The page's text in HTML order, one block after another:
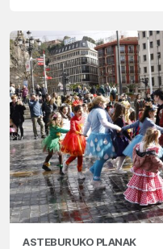
ASTEBURUKO PLANAK